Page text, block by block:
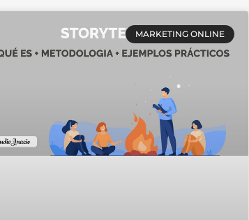
MARKETING ONLINE
Página